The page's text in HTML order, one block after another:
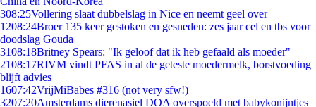
308:25Vollering slaat dubbelslag in Nice en neemt geel over
1208:24Broer 135 keer gestoken en gesneden: zes jaar cel en tbs voor
doodslag Gouda
3108:18Britney Spears: "Ik geloof dat ik heb gefaald als moeder"
2108:17RIVM vindt PFAS in al de geteste moedermelk, borstvoeding
blijft advies
1607:42VrijMiBabes #316 (not very sfw!)
3207:20Amsterdams dierenasiel DOA overspoeld met babykonijntjes